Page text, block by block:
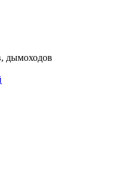
дымоходов